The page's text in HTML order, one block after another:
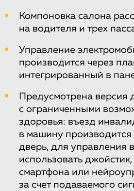
Компоновка салона
на водителя и трех
Управление
производится через
интегрированный в
Предусмотрена версия
с ограниченными
здоровья: въезд
в машину
дверь, для управления
использовать
смартфона или
за счет подаваемого